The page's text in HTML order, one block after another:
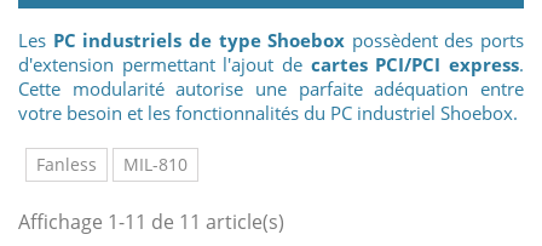
Les PC industriels de type Shoebox possèdent des ports
d'extension permettant l'ajout de cartes PCI/PCI express.
Cette modularité autorise une parfaite adéquation entre
votre besoin et les fonctionnalités du PC industriel Shoebox.
Fanless MIL-810
Affichage 1-11 de 11 article(s)